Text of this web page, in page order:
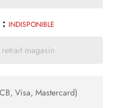
: INDISPONIBLE
magasin
Visa, Mastercard)